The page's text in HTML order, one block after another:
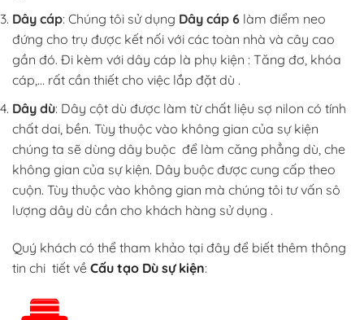
Dây cáp: Chúng tôi sử dụng Dây cáp 6 làm điểm neo
đứng cho trụ được kết nối với các toàn nhà và cây cao
gần đó. Đi kèm với dây cáp là phụ kiện : Tăng đơ, khóa
cáp,… rất cần thiết cho việc lắp đặt dù .
Dây dù: Dây cột dù được làm từ chất liệu sợ nilon có tính
chất dai, bền. Tùy thuộc vào không gian của sự kiện
chúng ta sẽ dùng dây buộc để làm căng phẳng dù, che
không gian của sự kiện. Dây buộc được cung cấp theo
cuộn. Tùy thuộc vào không gian mà chúng tôi tư vấn sô
lượng dây dù cần cho khách hàng sử dụng .
Quý khách có thể tham khảo tại đây để biết thêm thông
tin chi tiết về Cấu tạo Dù sự kiện: